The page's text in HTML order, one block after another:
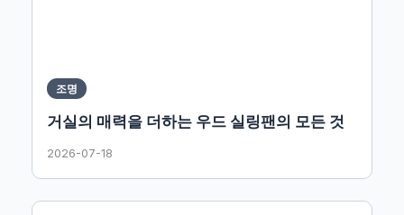
조명
거실의 매력을 더하는 우드 실링팬의 모든 것
2026-07-18